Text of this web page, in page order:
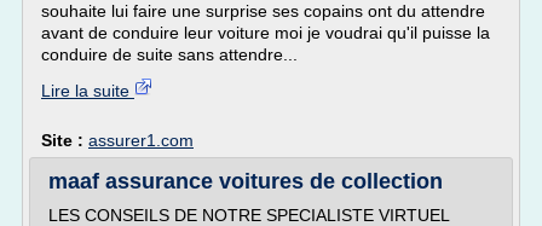
souhaite lui faire une surprise ses copains ont du attendre
avant de conduire leur voiture moi je voudrai qu'il puisse la
conduire de suite sans attendre...
Lire la suite
Site : assurer1.com
maaf assurance voitures de collection
LES CONSEILS DE NOTRE SPECIALISTE VIRTUEL